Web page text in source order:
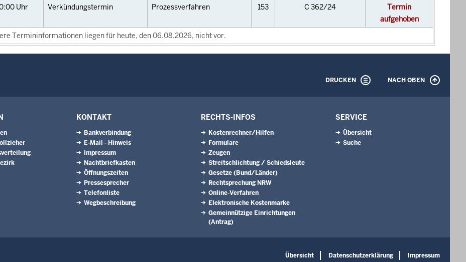
Uhr Verkündungstermin Prozessverfahren 153 C 362/24
Termin
aufgehoben
Termininformationen liegen für heute, den 06.08.2026, nicht vor.
DRUCKEN NACH OBEN
KONTAKT
Bankverbindung
E-Mail - Hinweis
Impressum
Nachtbriefkasten
Öffnungszeiten
Pressesprecher
Telefonliste
Wegbeschreibung
RECHTS-INFOS
Kostenrechner/Hilfen
Formulare
Zeugen
Streitschlichtung / Schiedsleute
Gesetze (Bund/Länder)
Rechtsprechung NRW
Online-Verfahren
Elektronische Kostenmarke
Gemeinnützige Einrichtungen
(Antrag)
SERVICE
Übersicht
Suche
Übersicht Datenschutzerklärung Impressum